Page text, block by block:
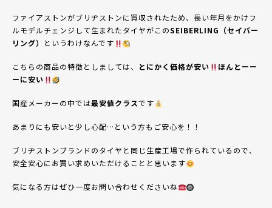
ファイアストンがブリヂストンに買収されたため、長い年月をかけフ
ルモデルチェンジして生まれたタイヤがこのSEIBERLING（セイバー
リング）
というわけなんです
こちらの商品の特徴としましては、 とにかく価格が安い
ほんとーー
ーに安い
国産メーカーの中では最安値クラスです
あまりにも安いと少し心配…という方もご安心を！！
ブリヂストンブランドのタイヤと同じ生産工場で作られているので、
安全安心にお買い求めいただけることと思います
気になる方はぜひ一度お問い合わせくださいね